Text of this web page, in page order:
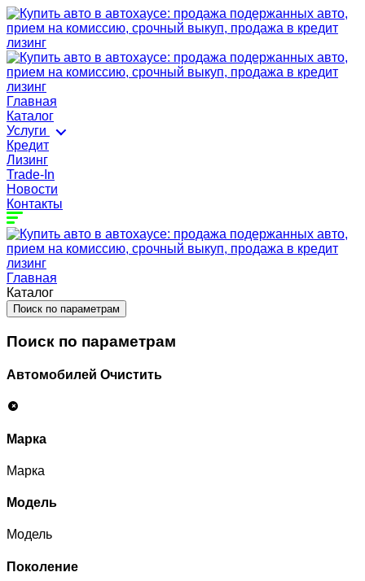
Главная
Каталог
Услуги
Кредит
Лизинг
Trade-In
Новости
Контакты
Главная
Каталог
Поиск по параметрам
Поиск по параметрам
Автомобилей Очистить
Марка
Марка
Модель
Модель
Поколение